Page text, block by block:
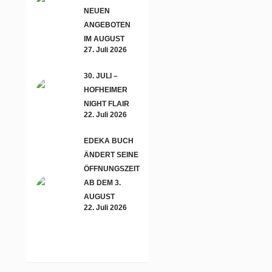
NEUEN
ANGEBOTEN
IM AUGUST
27. Juli 2026
30. JULI –
HOFHEIMER
NIGHT FLAIR
22. Juli 2026
EDEKA BUCH
ÄNDERT SEINE
ÖFFNUNGSZEITEN
AB DEM 3.
AUGUST
22. Juli 2026